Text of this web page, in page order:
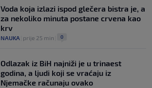
Voda koja izlazi ispod glečera bistra je, a
za nekoliko minuta postane crvena kao
krv
NAUKA prije 25 min 0
Odlazak iz BiH najniži je u trinaest
godina, a ljudi koji se vraćaju iz
Njemačke računaju ovako